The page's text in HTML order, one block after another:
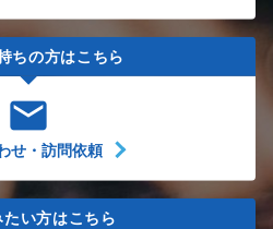
ちの方はこちら
email
せ・訪問依頼
い方はこちら